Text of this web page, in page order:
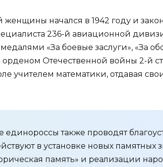
женщины начался в 1942 году и
236-й авиационной
«За боевые заслуги», «За
Отечественной войны 2-й
учителем математики, отдавая
также проводят
в установке новых памятных
память» и реализации